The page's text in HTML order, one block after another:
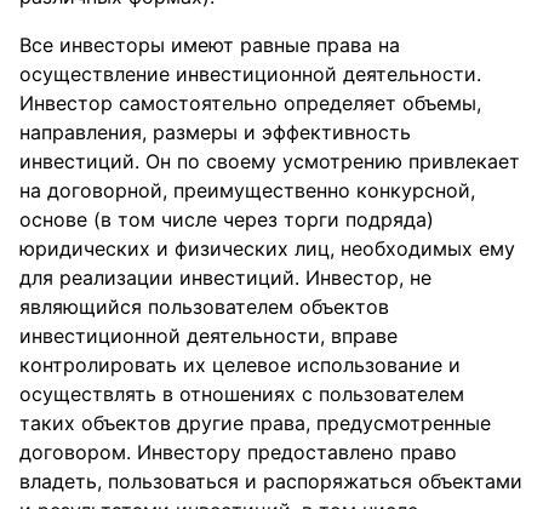
Все инвесторы имеют равные права на
осуществление инвестиционной деятельности.
Инвестор самостоятельно определяет объемы,
направления, размеры и эффективность
инвестиций. Он по своему усмотрению привлекает
на договорной, преимущественно конкурсной,
основе (в том числе через торги подряда)
юридических и физических лиц, необходимых ему
для реализации инвестиций. Инвестор, не
являющийся пользователем объектов
инвестиционной деятельности, вправе
контролировать их целевое использование и
осуществлять в отношениях с пользователем
таких объектов другие права, предусмотренные
договором. Инвестору предоставлено право
владеть, пользоваться и распоряжаться объектами